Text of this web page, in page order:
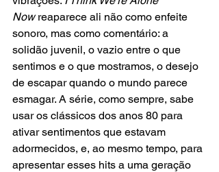
Now reaparece ali não como enfeite
sonoro, mas como comentário: a
solidão juvenil, o vazio entre o que
sentimos e o que mostramos, o desejo
de escapar quando o mundo parece
esmagar. A série, como sempre, sabe
usar os clássicos dos anos 80 para
ativar sentimentos que estavam
adormecidos, e, ao mesmo tempo, para
apresentar esses hits a uma geração